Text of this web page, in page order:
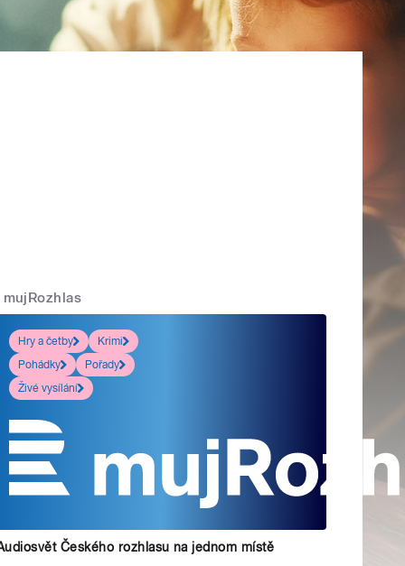
mujRozhlas
Hry a četby
Krimi
Pohádky
Pořady
Živé vysílání
Českého rozhlasu na jednom místě